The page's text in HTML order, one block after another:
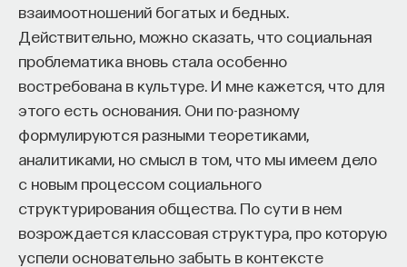
взаимоотношений богатых и бедных.
Действительно, можно сказать, что социальная
проблематика вновь стала особенно
востребована в культуре. И мне кажется, что для
этого есть основания. Они по-разному
формулируются разными теоретиками,
аналитиками, но смысл в том, что мы имеем дело
с новым процессом социального
структурирования общества. По сути в нем
возрождается классовая структура, про которую
успели основательно забыть в контексте
ХИМИЯ МЕЖДУ НЕЙРОНАМИ